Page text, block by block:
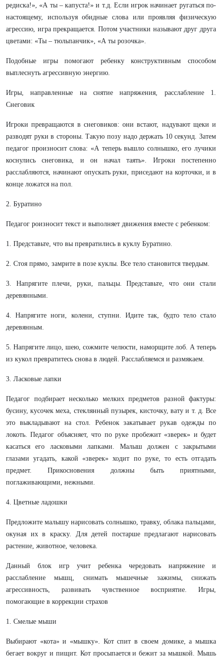
редиска!», «А ты – капуста!» и т.д. Если игрок начинает ругаться по-
настоящему, используя обидные слова или проявляя физическую
агрессию, игра прекращается. Потом участники называют друг друга
цветами: «Ты – тюльпанчик», «А ты розочка».
Подобные игры помогают ребенку конструктивным способом
выплеснуть агрессивную энергию.
Игры, направленные на снятие напряжения, расслабление 1.
Снеговик
Игроки превращаются в снеговиков: они встают, надувают щеки и
разводят руки в стороны. Такую позу надо держать 10 секунд. Затем
педагог произносит слова: «А теперь вышло солнышко, его лучики
коснулись снеговика, и он начал таять». Игроки постепенно
расслабляются, начинают опускать руки, приседают на корточки, и в
конце ложатся на пол.
2. Буратино
Педагог роизносит текст и выполняет движения вместе с ребенком:
1. Представьте, что вы превратились в куклу Буратино.
2. Стоя прямо, замрите в позе куклы. Все тело становится твердым.
3. Напрягите плечи, руки, пальцы. Представьте, что они стали
деревянными.
4. Напрягите ноги, колени, ступни. Идите так, будто тело стало
деревянным.
5. Напрягите лицо, шею, сожмите челюсти, наморщите лоб. А теперь
из кукол превратитесь снова в людей. Расслабляемся и размякаем.
3. Ласковые лапки
Педагог подбирает несколько мелких предметов разной фактуры:
бусину, кусочек меха, стеклянный пузырек, кисточку, вату и т. д. Все
это выкладывают на стол. Ребенок закатывает рукав одежды по
локоть. Педагог объясняет, что по руке пробежит «зверек» и будет
касаться его ласковыми лапками. Малыш должен с закрытыми
глазами угадать, какой «зверек» ходит по руке, то есть отгадать
предмет. Прикосновения должны быть приятными,
поглаживающими, нежными.
4. Цветные ладошки
Предложите малышу нарисовать солнышко, травку, облака пальцами,
окуная их в краску. Для детей постарше предлагают нарисовать
растение, животное, человека.
Данный блок игр учит ребенка чередовать напряжение и
расслабление мышц, снимать мышечные зажимы, снижать
агрессивность, развивать чувственное восприятие. Игры,
помогающие в коррекции страхов
1. Смелые мыши
Выбирают «кота» и «мышку». Кот спит в своем домике, а мышка
бегает вокруг и пищит. Кот просыпается и бежит за мышкой. Мышь